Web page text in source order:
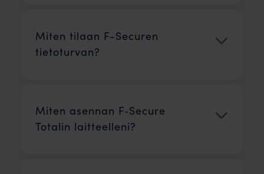
Miten tilaan F-Securen
tietoturvan?
Miten asennan F‑Secure
Totalin laitteelleni?